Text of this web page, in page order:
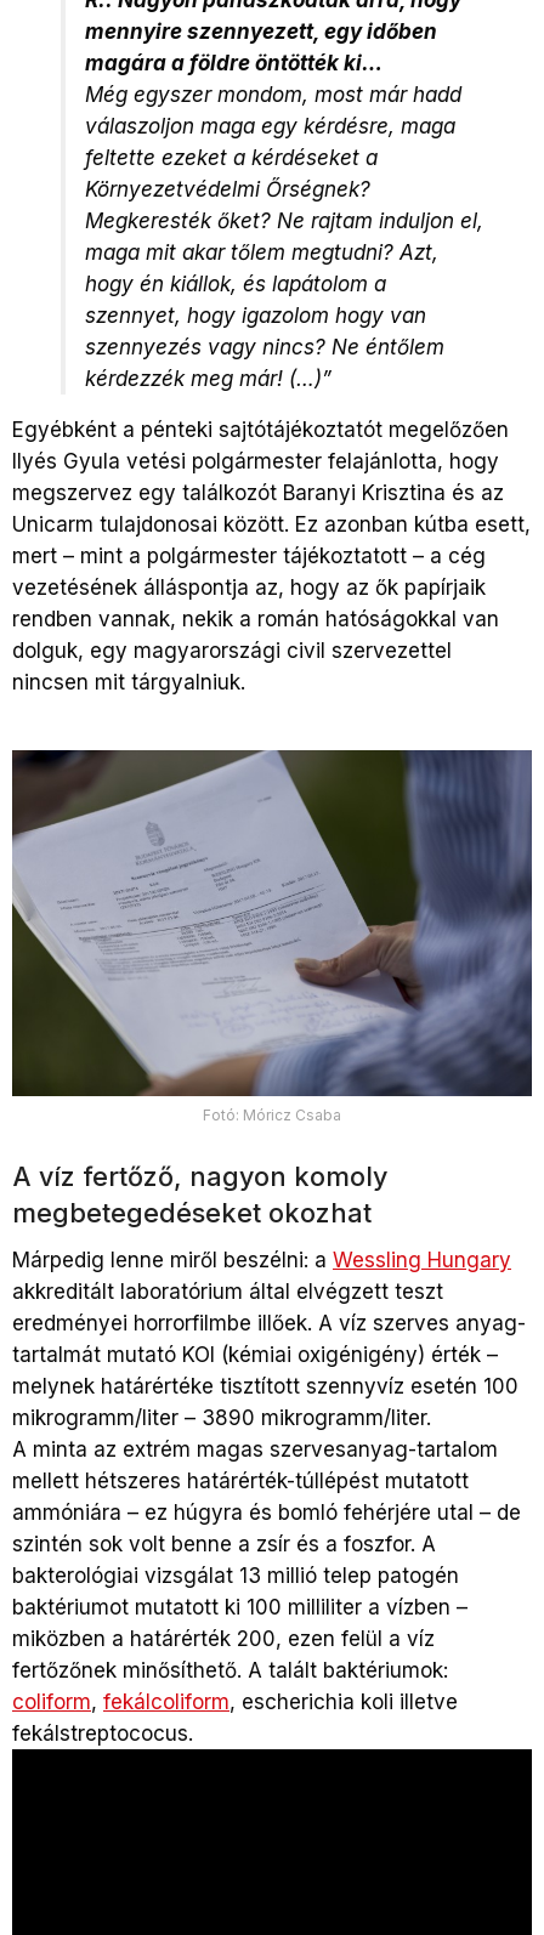
mennyire szennyezett, egy időben
magára a földre öntötték ki…
Még egyszer mondom, most már hadd
válaszoljon maga egy kérdésre, maga
feltette ezeket a kérdéseket a
Környezetvédelmi Őrségnek?
Megkeresték őket? Ne rajtam induljon el,
maga mit akar tőlem megtudni? Azt,
hogy én kiállok, és lapátolom a
szennyet, hogy igazolom hogy van
szennyezés vagy nincs? Ne éntőlem
kérdezzék meg már! (…)”
Egyébként a pénteki sajtótájékoztatót megelőzően
Ilyés Gyula vetési polgármester felajánlotta, hogy
megszervez egy találkozót Baranyi Krisztina és az
Unicarm tulajdonosai között. Ez azonban kútba esett,
mert – mint a polgármester tájékoztatott – a cég
vezetésének álláspontja az, hogy az ők papírjaik
rendben vannak, nekik a román hatóságokkal van
dolguk, egy magyarországi civil szervezettel
nincsen mit tárgyalniuk.
Fotó: Móricz Csaba
A víz fertőző, nagyon komoly
megbetegedéseket okozhat
Márpedig lenne miről beszélni: a Wessling Hungary
akkreditált laboratórium által elvégzett teszt
eredményei horrorfilmbe illőek. A víz szerves anyag-
tartalmát mutató KOI (kémiai oxigénigény) érték –
melynek határértéke tisztított szennyvíz esetén 100
mikrogramm/liter – 3890 mikrogramm/liter.
A minta az extrém magas szervesanyag-tartalom
mellett hétszeres határérték-túllépést mutatott
ammóniára – ez húgyra és bomló fehérjére utal – de
szintén sok volt benne a zsír és a foszfor. A
bakterológiai vizsgálat 13 millió telep patogén
baktériumot mutatott ki 100 milliliter a vízben –
miközben a határérték 200, ezen felül a víz
fertőzőnek minősíthető. A talált baktériumok:
coliform, fekálcoliform, escherichia koli illetve
fekálstreptococus.